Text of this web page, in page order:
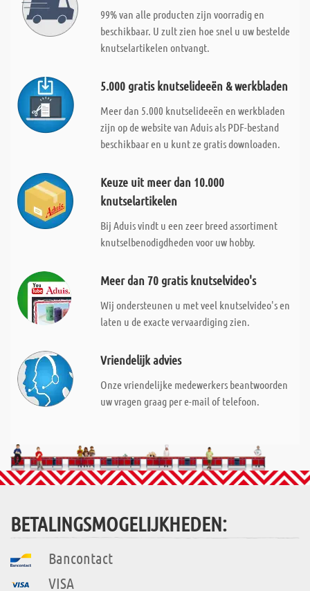
99% van alle producten zijn voorradig en
beschikbaar. U zult zien hoe snel u uw bestelde
knutselartikelen ontvangt.
5.000 gratis knutselideeën & werkbladen
Meer dan 5.000 knutselideeën en werkbladen
zijn op de website van Aduis als PDF-bestand
beschikbaar en u kunt ze gratis downloaden.
Keuze uit meer dan 10.000
knutselartikelen
Bij Aduis vindt u een zeer breed assortiment
knutselbenodigdheden voor uw hobby.
Meer dan 70 gratis knutselvideo's
Wij ondersteunen u met veel knutselvideo's en
laten u de exacte vervaardiging zien.
Vriendelijk advies
Onze vriendelijke medewerkers beantwoorden
uw vragen graag per e-mail of telefoon.
BETALINGSMOGELIJKHEDEN:
Bancontact
VISA